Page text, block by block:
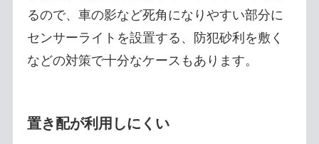
るので、車の影など死角になりやすい部分に
センサーライトを設置する、防犯砂利を敷く
などの対策で十分なケースもあります。
置き配が利用しにくい